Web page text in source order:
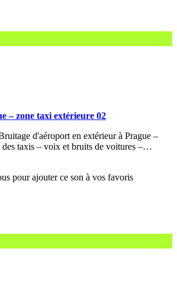
– zone taxi extérieure 02
d'aéroport en extérieur à Prague –
des taxis – voix et bruits de voitures –…